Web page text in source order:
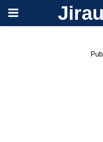
PRIMARY